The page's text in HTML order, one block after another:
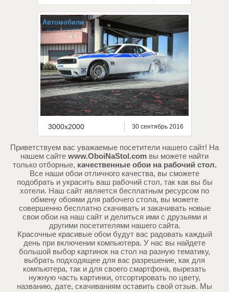
Автомобили
3000x2000 30 сентябрь 2016
Приветствуем вас уважаемые посетители нашего сайт! На
нашем сайте www.OboiNaStol.com вы можете найти
только отборные, качественные обои на рабочий стол.
Все наши обои отличного качества, вы сможете
подобрать и украсить ваш рабочий стол, так как вы бы
хотели. Наш сайт является бесплатным ресурсом по
обмену обоями для рабочего стола, вы можете
совершенно бесплатно скачивать и закачивать новые
свои обои на наш сайт и делиться ими с друзьями и
другими посетителями нашего сайта.
Красочные красивые обои будут вас радовать каждый
день при включении компьютера. У нас вы найдете
большой выбор картинок на стол на разную тематику,
выбрать подходящее для вас разрешение, как для
компьютера, так и для своего смартфона, вырезать
нужную часть картинки, отсортировать по цвету,
названию, дате, скачиваниям оставить свой отзыв. Мы